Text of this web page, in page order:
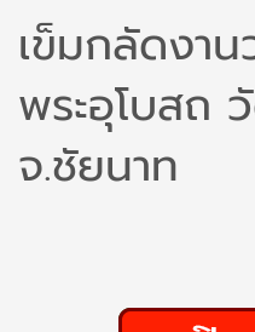
เข็มกลัดงา
พระอุโบสถ
จ.ชัยนาท